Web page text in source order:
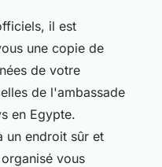
il est
une copie de
de votre
de l'ambassade
en Egypte.
un endroit sûr et
vous